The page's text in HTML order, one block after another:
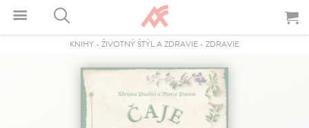
KNIHY - ŽIVOTNÝ ŠTÝL A ZDRAVIE - ZDRAVIE